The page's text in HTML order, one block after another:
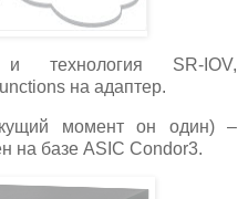
технология SR-IOV,
на адаптер.
момент он один) –
на базе ASIC Condor3.